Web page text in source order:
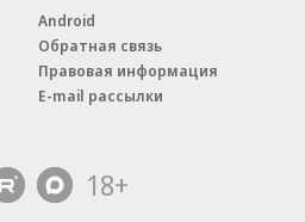
Android
Обратная связь
Правовая информация
E-mail рассылки
18+